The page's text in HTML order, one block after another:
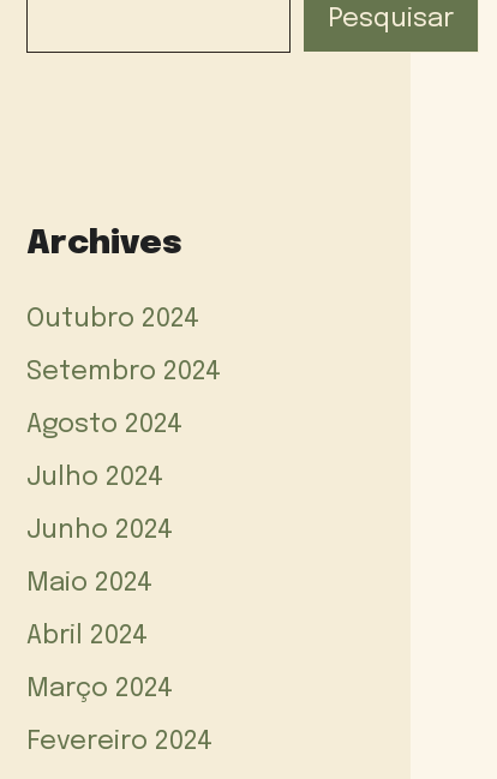
Pesquisar
Archives
Outubro 2024
Setembro 2024
Agosto 2024
Julho 2024
Junho 2024
Maio 2024
Abril 2024
Março 2024
Fevereiro 2024